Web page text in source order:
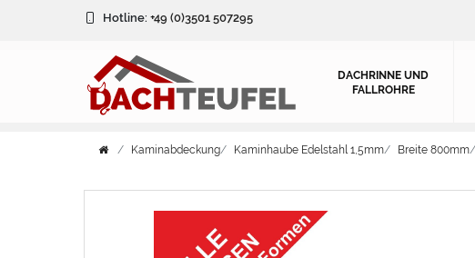
Hotline: +49 (0)3501 507295
DACHRINNE UND
FALLROHRE
Kaminabdeckung Kaminhaube Edelstahl 1,5mm Breite 800mm